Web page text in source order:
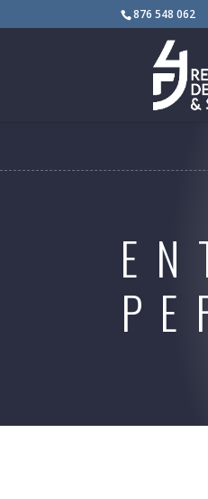
876 548 062